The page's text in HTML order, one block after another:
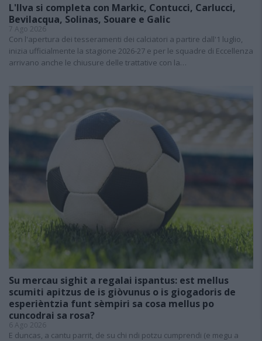
L'Ilva si completa con Markic, Contucci, Carlucci,
Bevilacqua, Solinas, Souare e Galic
7 Ago 2026
Con l'apertura dei tesseramenti dei calciatori a partire dall'1 luglio,
inizia ufficialmente la stagione 2026-27 e per le squadre di Eccellenza
arrivano anche le chiusure delle trattative con la…
Su mercau sighit a regalai ispantus: est mellus
scumiti apitzus de is giòvunus o is giogadoris de
esperièntzia funt sèmpiri sa cosa mellus po
cuncodrai sa rosa?
6 Ago 2026
E duncas, a cantu parrit, de su chi ndi potzu cumprendi (e megu a